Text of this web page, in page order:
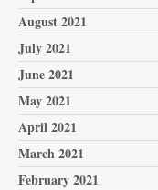
August 2021
July 2021
June 2021
May 2021
April 2021
March 2021
February 2021